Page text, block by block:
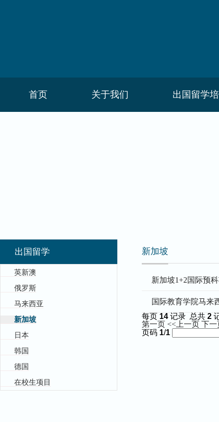
首页 关于我们 出国留学
出国留学
英新澳
俄罗斯
马来西亚
新加坡
日本
韩国
德国
在校生项目
新加坡
新加坡1+2国际预
国际教育学院马来
每页 14 记录 总共 2
第一页 <<上一页 下一
页码 1/1